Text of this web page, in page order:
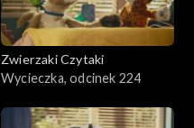
Zwierzaki Czytaki
Wycieczka, odcinek 224